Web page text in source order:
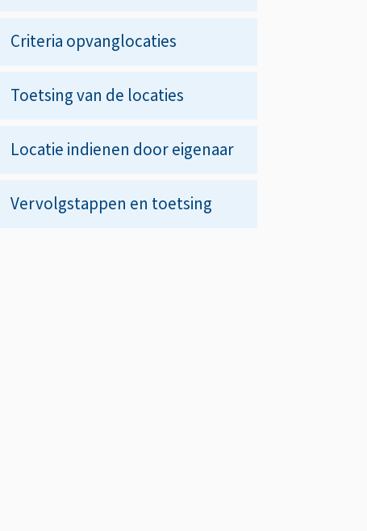
Criteria opvanglocaties
Toetsing van de locaties
Locatie indienen door eigenaar
Vervolgstappen en toetsing